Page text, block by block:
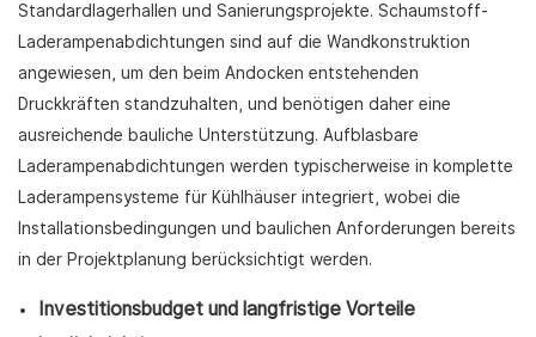
Standardlagerhallen und Sanierungsprojekte. Schaumstoff-
Laderampenabdichtungen sind auf die Wandkonstruktion
angewiesen, um den beim Andocken entstehenden
Druckkräften standzuhalten, und benötigen daher eine
ausreichende bauliche Unterstützung. Aufblasbare
Laderampenabdichtungen werden typischerweise in komplette
Laderampensysteme für Kühlhäuser integriert, wobei die
Installationsbedingungen und baulichen Anforderungen bereits
in der Projektplanung berücksichtigt werden.
Investitionsbudget und langfristige Vorteile